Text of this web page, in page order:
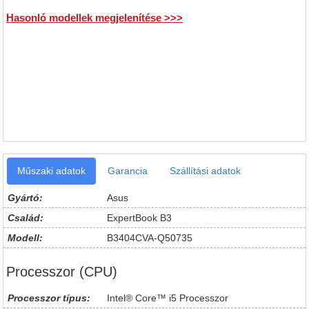
Hasonló modellek megjelenítése >>>
Műszaki adatok Garancia Szállítási adatok
Gyártó:
Asus
Család:
ExpertBook B3
Modell:
B3404CVA-Q50735
Processzor (CPU)
Processzor típus:
Intel® Core™ i5 Processzor